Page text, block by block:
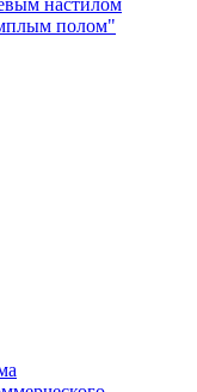
настилом
полом"